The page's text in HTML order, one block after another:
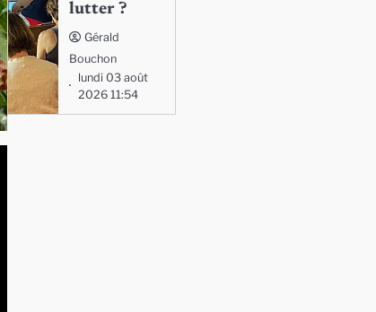
lutter ?
Gérald
Bouchon
lundi 03 août
2026 11:54